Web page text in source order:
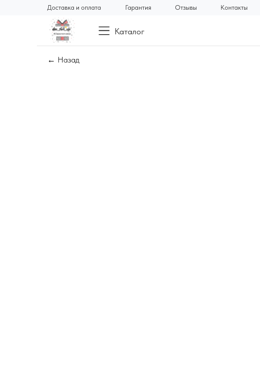
Отзывы Контакты
Гарантия
Доставка и оплата
Каталог
← Назад